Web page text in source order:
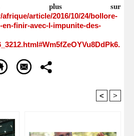
plus sur
article/2016/10/24/bollore-
finir-avec-l-impunite-des-
< >